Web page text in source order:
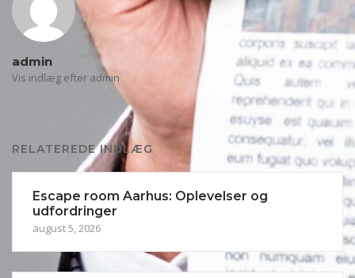
admin
Vis indlæg efter admin
RELATEREDE INDLÆG
Escape room Aarhus: Oplevelser og
udfordringer
august 5, 2026